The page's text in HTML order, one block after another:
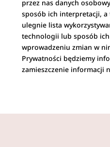
przez nas danych
sposób ich interpretacji, a
ulegnie lista
technologii lub sposób ich
wprowadzeniu zmian w
Prywatności będziemy
zamieszczenie informacji